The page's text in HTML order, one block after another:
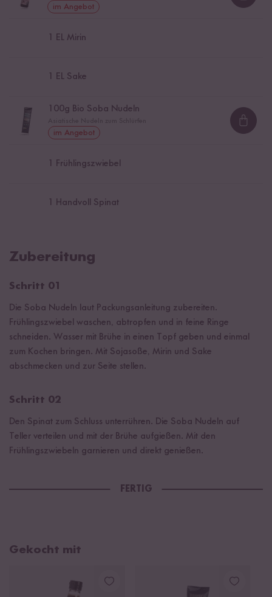
im Angebot
1 EL Mirin
1 EL Sake
100g Bio Soba Nudeln
im Angebot
1 Frühlingszwiebel
1 Handvoll Spinat
Zubereitung
Schritt 01
Die Soba Nudeln laut Packungsanleitung zubereiten.
Frühlingszwiebel waschen, abtropfen und in feine Ringe
schneiden. Wasser mit Brühe in einen Topf geben und einmal
zum Kochen bringen. Mit Sojasoße, Mirin und Sake
abschmecken und zur Seite stellen.
Schritt 02
Den Spinat zum Schluss unterrühren. Die Soba Nudeln auf
Teller verteilen und mit der Brühe aufgießen. Mit den
Frühlingszwiebeln garnieren und direkt genießen.
FERTIG
Gekocht mit